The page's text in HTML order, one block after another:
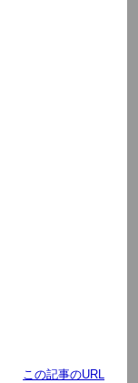
この記事のURL